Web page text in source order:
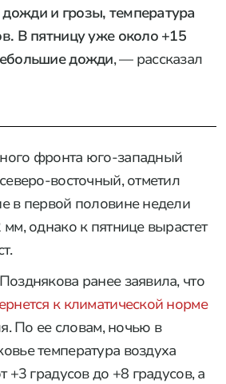
и грозы, температура
В пятницу уже около +15
дожди, — рассказал
фронта юго-западный
восточный, отметил
в первой половине недели
однако к пятнице вырастет
ранее заявила, что
к климатической норме
По ее словам, ночью в
температура воздуха
+3 градусов до +8 градусов, а